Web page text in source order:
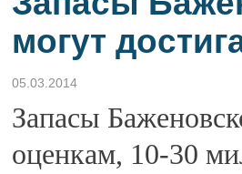
могут
05.03.2014
Запасы
оценкам, 10-30